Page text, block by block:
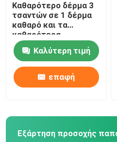
Καθαρότερο δέρμα 3
τσαντών σε 1 δέρμα
καθαρό και τα
καθαρότερα
παπούτσια δέρματος
προσοχήςΚαλύτερη τιμή
επαφή